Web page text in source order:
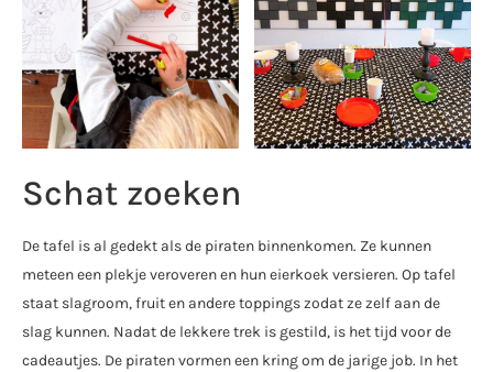
Schat zoeken
De tafel is al gedekt als de piraten binnenkomen. Ze kunnen
meteen een plekje veroveren en hun eierkoek versieren. Op tafel
staat slagroom, fruit en andere toppings zodat ze zelf aan de
slag kunnen. Nadat de lekkere trek is gestild, is het tijd voor de
cadeautjes. De piraten vormen een kring om de jarige job. In het